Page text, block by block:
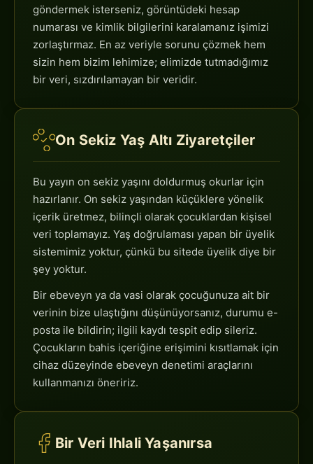
göndermek isterseniz, görüntüdeki hesap
numarası ve kimlik bilgilerini karalamanız işimizi
zorlaştırmaz. En az veriyle sorunu çözmek hem
sizin hem bizim lehimize; elimizde tutmadığımız
bir veri, sızdırılamayan bir veridir.
On Sekiz Yaş Altı Ziyaretçiler
Bu yayın on sekiz yaşını doldurmuş okurlar için
hazırlanır. On sekiz yaşından küçüklere yönelik
içerik üretmez, bilinçli olarak çocuklardan kişisel
veri toplamayız. Yaş doğrulaması yapan bir üyelik
sistemimiz yoktur, çünkü bu sitede üyelik diye bir
şey yoktur.
Bir ebeveyn ya da vasi olarak çocuğunuza ait bir
verinin bize ulaştığını düşünüyorsanız, durumu e-
posta ile bildirin; ilgili kaydı tespit edip sileriz.
Çocukların bahis içeriğine erişimini kısıtlamak için
cihaz düzeyinde ebeveyn denetimi araçlarını
kullanmanızı öneririz.
Bir Veri Ihlali Yaşanırsa